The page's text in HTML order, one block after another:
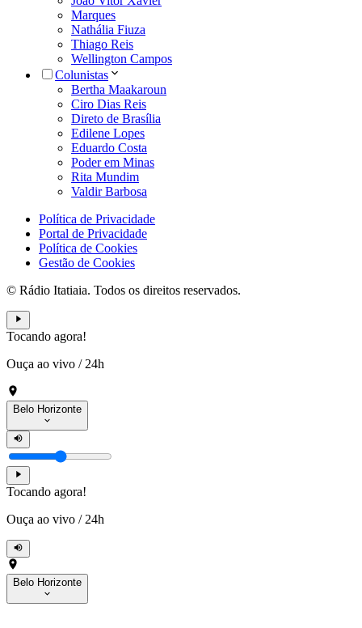
Marques
Nathália Fiuza
Thiago Reis
Wellington Campos
Colunistas
Bertha Maakaroun
Ciro Dias Reis
Direto de Brasília
Edilene Lopes
Eduardo Costa
Poder em Minas
Rita Mundim
Valdir Barbosa
Política de Privacidade
Portal de Privacidade
Política de Cookies
Gestão de Cookies
© Rádio Itatiaia. Todos os direitos reservados.
Tocando agora!
Ouça ao vivo / 24h
Belo Horizonte
Tocando agora!
Ouça ao vivo / 24h
Belo Horizonte